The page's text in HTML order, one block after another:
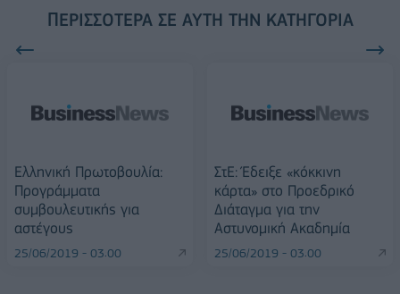
ΠΕΡΙΣΣΌΤΕΡΑ ΣΕ ΑΥΤΉ ΤΗΝ ΚΑΤΗΓΟΡΊΑ
Ελληνική Πρωτοβουλία:
Προγράμματα
συμβουλευτικής για
αστέγους
25/06/2019 - 03:00
ΣτΕ: Έδειξε «κόκκινη
κάρτα» στο Προεδρικό
Διάταγμα για την
Αστυνομική Ακαδημία
25/06/2019 - 03:00